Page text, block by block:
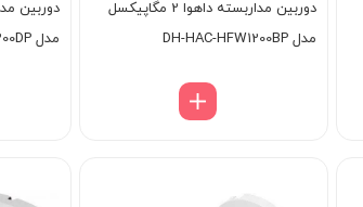
دوربین مداربسته داهوا 2 مگاپیکسل
مدل DH-HAC-HFW1200BP
مدل DH-HAC-HFW1200DP